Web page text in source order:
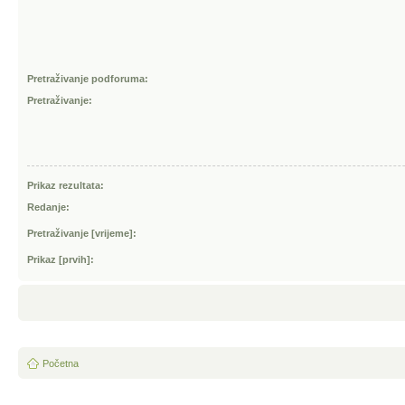
Pretraživanje podforuma:
Pretraživanje:
Prikaz rezultata:
Redanje:
Pretraživanje [vrijeme]:
Prikaz [prvih]:
Početna